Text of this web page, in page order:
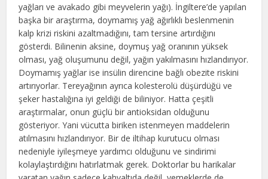
yağları ve avakado gibi meyvelerin yağı). İngiltere’de yapılan
başka bir araştırma, doymamış yağ ağırlıklı beslenmenin
kalp krizi riskini azaltmadığını, tam tersine artırdığını
gösterdi. Bilinenin aksine, doymuş yağ oranının yüksek
olması, yağ oluşumunu değil, yağın yakılmasını hızlandırıyor.
Doymamış yağlar ise insülin direncine bağlı obezite riskini
artırıyorlar. Tereyağının ayrıca kolesterolü düşürdüğü ve
şeker hastalığına iyi geldiği de biliniyor. Hatta çeşitli
araştırmalar, onun güçlü bir antioksidan olduğunu
gösteriyor. Yani vücutta biriken istenmeyen maddelerin
atılmasını hızlandırıyor. Bir de iltihap kurutucu olması
nedeniyle iyileşmeye yardımcı olduğunu ve sindirimi
kolaylaştırdığını hatırlatmak gerek. Doktorlar bu harikalar